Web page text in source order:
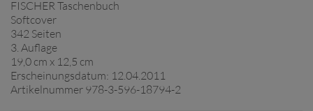
FISCHER Taschenbuch
Softcover
342 Seiten
3. Auflage
19,0 cm x 12,5 cm
Erscheinungsdatum: 12.04.2011
Artikelnummer 978-3-596-18794-2